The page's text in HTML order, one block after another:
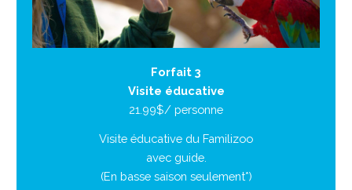
Forfait 3
Visite éducative
21.99$/ personne
Visite éducative du Familizoo
avec guide.
(En basse saison seulement*)